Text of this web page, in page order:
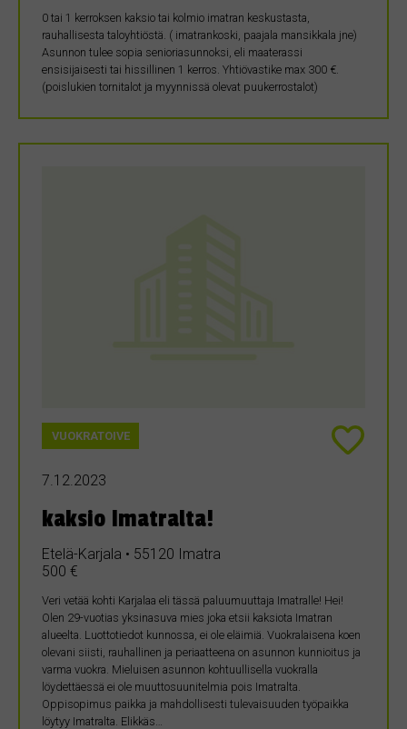
0 tai 1 kerroksen kaksio tai kolmio imatran keskustasta,
rauhallisesta taloyhtiöstä. ( imatrankoski, paajala mansikkala jne)
Asunnon tulee sopia senioriasunnoksi, eli maaterassi
ensisijaisesti tai hissillinen 1 kerros. Yhtiövastike max 300 €.
(poislukien tornitalot ja myynnissä olevat puukerrostalot)
VUOKRATOIVE
7.12.2023
kaksio Imatralta!
Etelä-Karjala • 55120 Imatra
500 €
Veri vetää kohti Karjalaa eli tässä paluumuuttaja Imatralle! Hei!
Olen 29-vuotias yksinasuva mies joka etsii kaksiota Imatran
alueelta. Luottotiedot kunnossa, ei ole eläimiä. Vuokralaisena koen
olevani siisti, rauhallinen ja periaatteena on asunnon kunnioitus ja
varma vuokra. Mieluisen asunnon kohtuullisella vuokralla
löydettäessä ei ole muuttosuunitelmia pois Imatralta.
Oppisopimus paikka ja mahdollisesti tulevaisuuden työpaikka
löytyy Imatralta. Elikkäs…